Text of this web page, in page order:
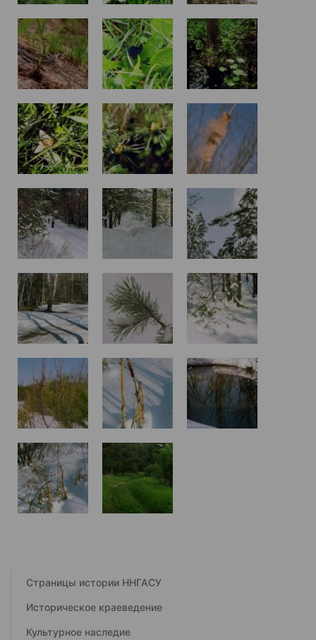
Страницы истории ННГАСУ
Историческое краеведение
Культурное наследие